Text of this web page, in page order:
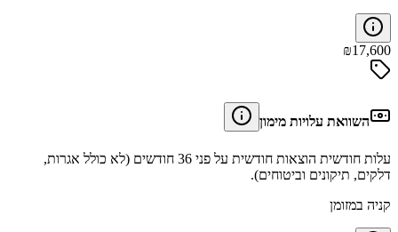
₪17,600
השוואת עלויות מימון
עלות חודשית הוצאות חודשית על פני 36 חודשים (לא כולל אגרות,
דלקים, תיקונים וביטוחים).
קניה במזומן